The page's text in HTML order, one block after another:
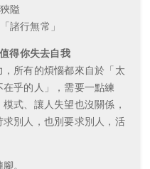
隘
行無常」
得你失去自我
所有的煩惱都來自於「太
乎的人」，需要一點練
式、讓人失望也沒關係，
別人，也別要求別人，活
。